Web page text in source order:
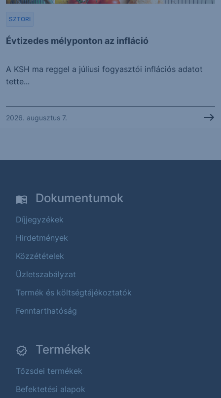
Évtizedes mélyponton az infláció
SZTORI
A KSH ma reggel a júliusi fogyasztói inflációs adatot
tette...
2026. augusztus 7.
Dokumentumok
Díjjegyzékek
Hirdetmények
Közzétételek
Üzletszabályzat
Termék és költségtájékoztatók
Fenntarthatóság
Termékek
Tőzsdei termékek
Befektetési alapok